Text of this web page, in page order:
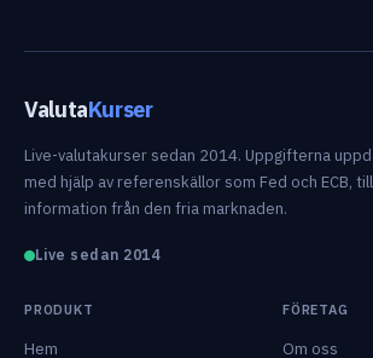
ValutaKurser
Live-valutakurser sedan 2014. Uppgifterna
med hjälp av referenskällor som Fed och ECB,
information från den fria marknaden.
Live sedan 2014
PRODUKT
Hem
FÖRETAG
Om oss